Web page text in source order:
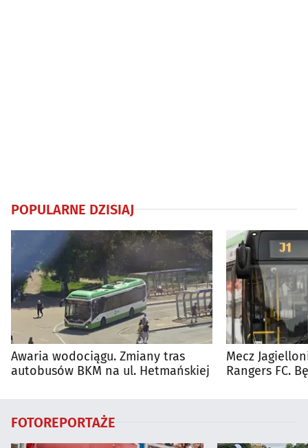
POPULARNE DZISIAJ
Awaria wodociągu. Zmiany tras
autobusów BKM na ul. Hetmańskiej
Mecz
Rangers FC.
FOTOREPORTAŻE